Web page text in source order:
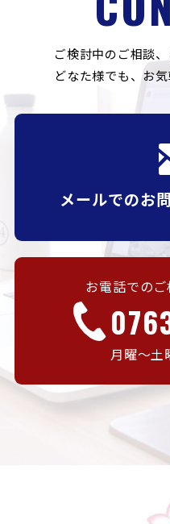
ご検討中のご相談
どなた様でも、お
メールでのお
お電話での
月曜〜